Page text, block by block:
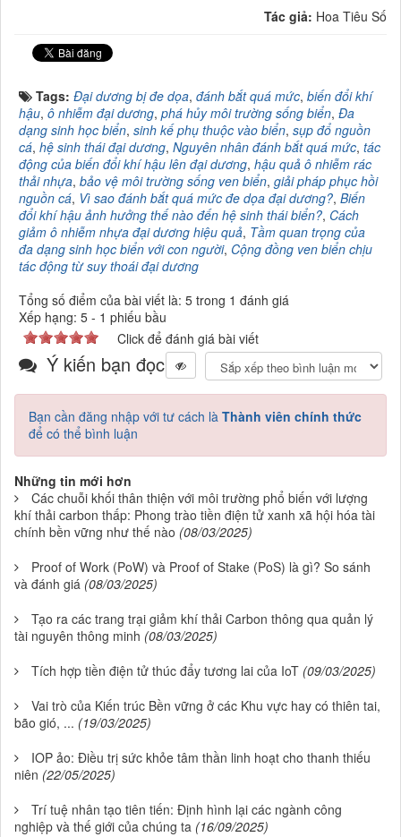
Tác giả: Hoa Tiêu Số
Tags: Đại dương bị đe dọa, đánh bắt quá mức, biến đổi khí
hậu, ô nhiễm đại dương, phá hủy môi trường sống biển, Đa
dạng sinh học biển, sinh kế phụ thuộc vào biển, sụp đổ nguồn
cá, hệ sinh thái đại dương, Nguyên nhân đánh bắt quá mức, tác
động của biến đổi khí hậu lên đại dương, hậu quả ô nhiễm rác
thải nhựa, bảo vệ môi trường sống ven biển, giải pháp phục hồi
nguồn cá, Vì sao đánh bắt quá mức đe dọa đại dương?, Biến
đổi khí hậu ảnh hưởng thế nào đến hệ sinh thái biển?, Cách
giảm ô nhiễm nhựa đại dương hiệu quả, Tầm quan trọng của
đa dạng sinh học biển với con người, Cộng đồng ven biển chịu
tác động từ suy thoái đại dương
Tổng số điểm của bài viết là: 5 trong 1 đánh giá
Xếp hạng: 5 - 1 phiếu bầu
Click để đánh giá bài viết
Ý kiến bạn đọc
Bạn cần đăng nhập với tư cách là Thành viên chính thức
để có thể bình luận
Những tin mới hơn
Các chuỗi khối thân thiện với môi trường phổ biến với lượng
khí thải carbon thấp: Phong trào tiền điện tử xanh xã hội hóa tài
chính bền vững như thế nào (08/03/2025)
Proof of Work (PoW) và Proof of Stake (PoS) là gì? So sánh
và đánh giá (08/03/2025)
Tạo ra các trang trại giảm khí thải Carbon thông qua quản lý
tài nguyên thông minh (08/03/2025)
Tích hợp tiền điện tử thúc đẩy tương lai của IoT (09/03/2025)
Vai trò của Kiến trúc Bền vững ở các Khu vực hay có thiên tai,
bão gió, ... (19/03/2025)
IOP ảo: Điều trị sức khỏe tâm thần linh hoạt cho thanh thiếu
niên (22/05/2025)
Trí tuệ nhân tạo tiên tiến: Định hình lại các ngành công
nghiệp và thế giới của chúng ta (16/09/2025)